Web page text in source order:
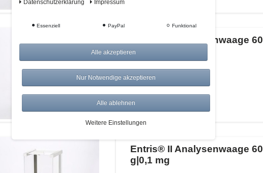
Entris® II Analysenwaage 60
g|0,1 mg
Hersteller: Sartorius
Entris® II Analysenwaage 60
g|0,1 mg
Daten­schutz­erklärung Impressum
Essenziell PayPal Funktional
Alle akzeptieren
Nur Notwendige akzeptieren
Alle ablehnen
Weitere Einstellungen